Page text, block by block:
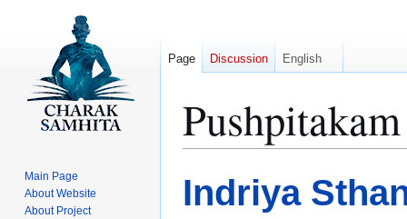
Indriya
Page Discussion English
Main Page
About Website
About Project